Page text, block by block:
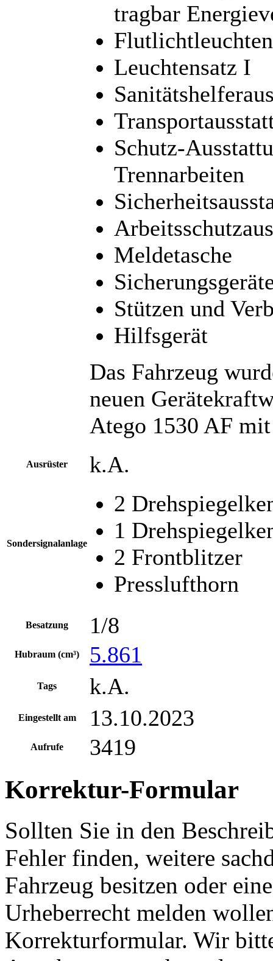
tragbar
Leuchtensatz I
Schutz-
Trennarbeiten
Meldetasche
Stützen und
Hilfsgerät
Das Fahrzeug
neuen
Atego 1530 AF
Ausrüster k.A.
Sondersignalanlage
2
1
2 Frontblitzer
Presslufthorn
Besatzung 1/8
Hubraum (cm³) 5.861
Tags k.A.
Eingestellt am 13.10.2023
Aufrufe 3419
Korrektur-Formular
Sollten Sie in den
Fehler finden, weitere
Fahrzeug besitzen oder
Urheberrecht melden
Korrekturformular. Wir